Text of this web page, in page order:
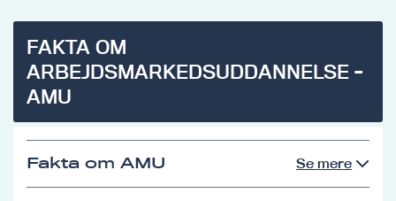
FAKTA OM
ARBEJDSMARKEDSUDDANNELSE -
AMU
Fakta om AMU Se mere